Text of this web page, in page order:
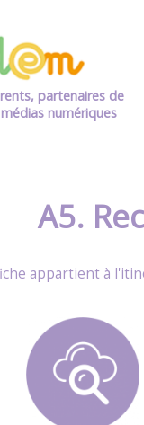
partenaires de
numériques
A5.